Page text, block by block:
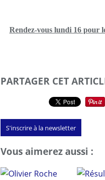
Rendez-vous lundi 16 pour
PARTAGER CET
S'inscrire à la newsletter
Vous aimerez aussi :